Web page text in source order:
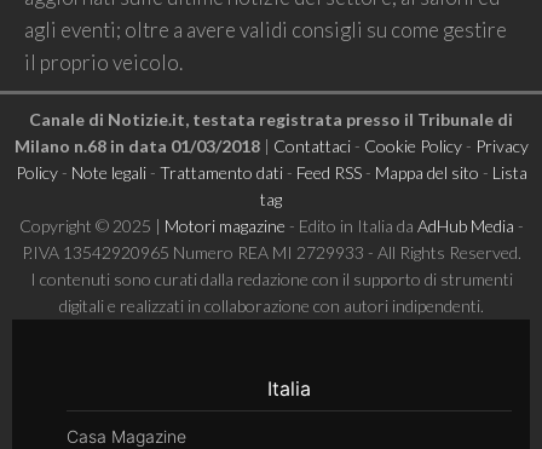
agli eventi; oltre a avere validi consigli su come gestire
il proprio veicolo.
Canale di Notizie.it, testata registrata presso il Tribunale di
Milano n.68 in data 01/03/2018| Contattaci- Cookie Policy- Privacy
Policy- Note legali- Trattamento dati- Feed RSS- Mappa del sito - Lista
tag
Copyright © 2025 | Motori magazine - Edito in Italia da AdHub Media -
P.IVA 13542920965 Numero REA MI 2729933 - All Rights Reserved.
I contenuti sono curati dalla redazione con il supporto di strumenti
digitali e realizzati in collaborazione con autori indipendenti.
Italia
Casa Magazine